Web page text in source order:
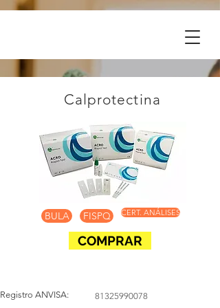
Calprotectina
BULA FISPQ CERT. ANÁLISES
COMPRAR
Registro ANVISA:
81325990078